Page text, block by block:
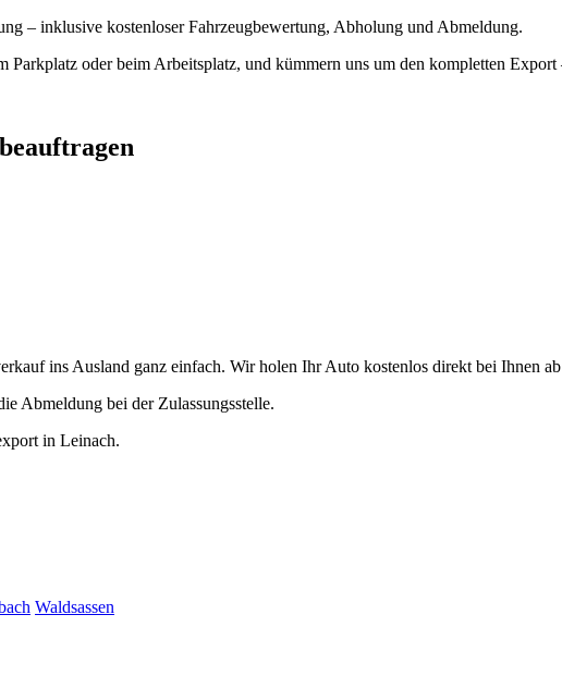
– inklusive kostenloser Fahrzeugbewertung, Abholung und Abmeldung.
oder beim Arbeitsplatz, und kümmern uns um den kompletten Export
ins Ausland ganz einfach. Wir holen Ihr Auto kostenlos direkt bei Ihnen
Abmeldung bei der Zulassungsstelle.
in Leinach.
Waldsassen